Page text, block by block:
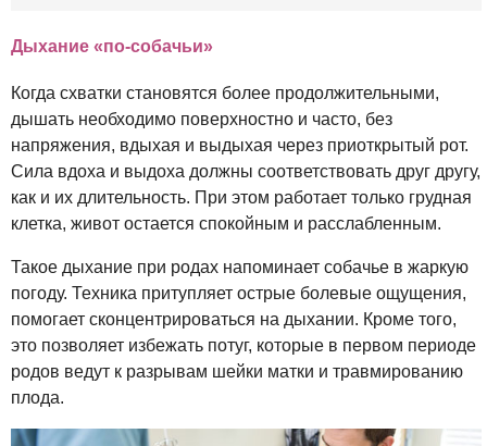
Дыхание «по-собачьи»
Когда схватки становятся более продолжительными,
дышать необходимо поверхностно и часто, без
напряжения, вдыхая и выдыхая через приоткрытый рот.
Сила вдоха и выдоха должны соответствовать друг другу,
как и их длительность. При этом работает только грудная
клетка, живот остается спокойным и расслабленным.
Такое дыхание при родах напоминает собачье в жаркую
погоду. Техника притупляет острые болевые ощущения,
помогает сконцентрироваться на дыхании. Кроме того,
это позволяет избежать потуг, которые в первом периоде
родов ведут к разрывам шейки матки и травмированию
плода.